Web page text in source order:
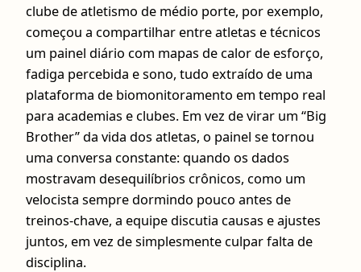
clube de atletismo de médio porte, por exemplo,
começou a compartilhar entre atletas e técnicos
um painel diário com mapas de calor de esforço,
fadiga percebida e sono, tudo extraído de uma
plataforma de biomonitoramento em tempo real
para academias e clubes. Em vez de virar um “Big
Brother” da vida dos atletas, o painel se tornou
uma conversa constante: quando os dados
mostravam desequilíbrios crônicos, como um
velocista sempre dormindo pouco antes de
treinos-chave, a equipe discutia causas e ajustes
juntos, em vez de simplesmente culpar falta de
disciplina.